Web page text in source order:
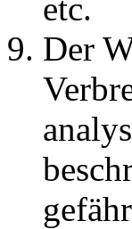
etc.
Der